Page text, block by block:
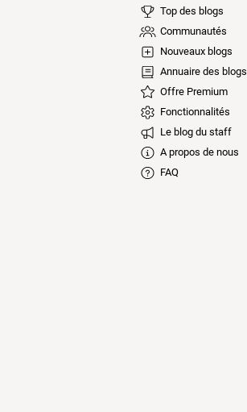
Top des blogs
Communautés
Nouveaux blogs
Annuaire des blogs
Offre Premium
Fonctionnalités
Le blog du staff
A propos de nous
FAQ